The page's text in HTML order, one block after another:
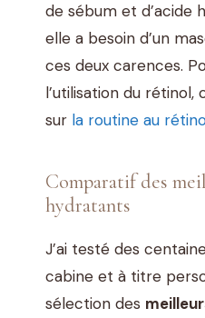
de sébum et d’acide
elle a besoin d’un
ces deux carences.
l’utilisation du rétinol,
sur la routine au
Comparatif des
hydratants
J’ai testé des
cabine et à titre
sélection des